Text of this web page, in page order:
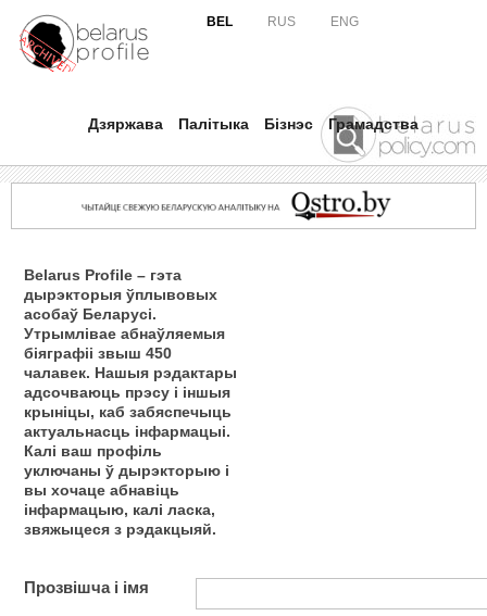
BEL RUS ENG
Дзяржава Палітыка Бізнэс Грамадства
Belarus Profile – гэта
дырэкторыя ўплывовых
асобаў Беларусі.
Утрымлівае абнаўляемыя
біяграфіі звыш 450
чалавек. Нашыя рэдактары
адсочваюць прэсу і іншыя
крыніцы, каб забяспечыць
актуальнасць інфармацыі.
Калі ваш профіль
уключаны ў дырэкторыю і
вы хочаце абнавіць
інфармацыю, калі ласка,
звяжыцеся з рэдакцыяй.
Прозвішча і імя